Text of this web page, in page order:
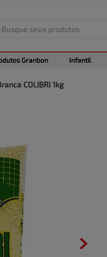
Granbon Infantil
COLIBRI 1kg